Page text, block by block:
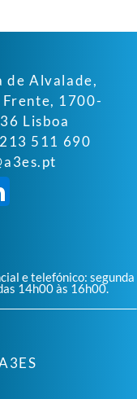
de Alvalade,
Frente, 1700-
Lisboa
511 690
e telefónico: segunda
14h00 às 16h00.